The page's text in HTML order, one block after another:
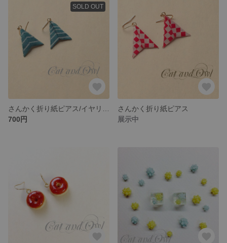
SOLD OUT
700円
さんかく折り紙ピアス
展示中